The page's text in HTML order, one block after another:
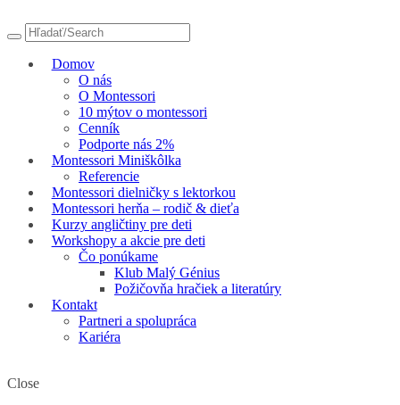
Domov
O nás
O Montessori
10 mýtov o montessori
Cenník
Podporte nás 2%
Montessori Miniškôlka
Referencie
Montessori dielničky s lektorkou
Montessori herňa – rodič & dieťa
Kurzy angličtiny pre deti
Workshopy a akcie pre deti
Čo ponúkame
Klub Malý Génius
Požičovňa hračiek a literatúry
Kontakt
Partneri a spolupráca
Kariéra
Close